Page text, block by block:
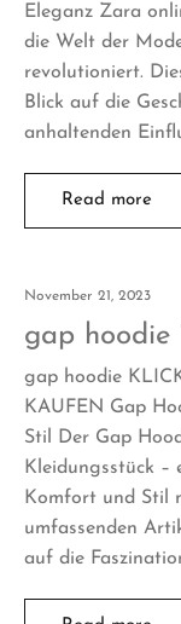
Eleganz Zara
die Welt der
revolutioniert.
Blick auf die
anhaltenden
Read more
November 21, 2023
gap hoodie
gap hoodie
KAUFEN Gap
Stil Der Gap
Kleidungsstück –
Komfort und Stil
umfassenden
auf die